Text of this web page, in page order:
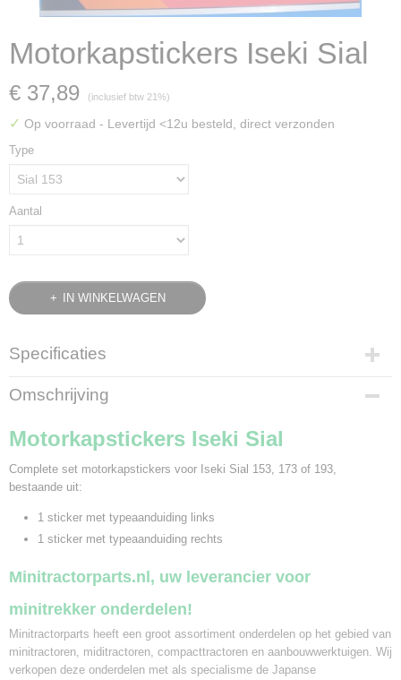
Motorkapstickers Iseki Sial
€ 37,89 (inclusief btw 21%)
✓ Op voorraad - Levertijd <12u besteld, direct verzonden
Type
Aantal
IN WINKELWAGEN
Specificaties
Productcode
848-194
0,10 Kg
Omschrijving
Motorkapstickers Iseki Sial
Complete set motorkapstickers voor Iseki Sial 153, 173 of 193,
bestaande uit:
1 sticker met typeaanduiding links
1 sticker met typeaanduiding rechts
Minitractorparts.nl, uw leverancier voor
minitrekker onderdelen!
Minitractorparts heeft een groot assortiment onderdelen op het gebied van
minitractoren, miditractoren, compacttractoren en aanbouwwerktuigen. Wij
verkopen deze onderdelen met als specialisme de Japanse